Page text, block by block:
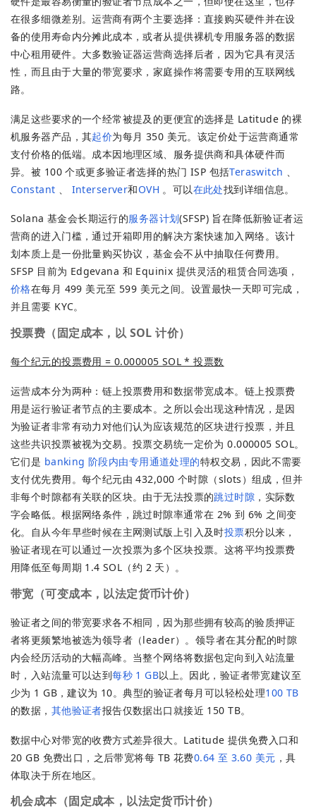
在很多细微差别。运营商有两个主要选择：直接购买硬件并在设
备的使用寿命内分摊此成本，或者从提供裸机专用服务器的数据
中心租用硬件。大多数验证器运营商选择后者，因为它具有灵活
性，而且由于大量的带宽要求，家庭操作将需要专用的互联网线
路。
满足这些要求的一个经常被提及的更便宜的选择是 Latitude 的裸
机服务器产品，其起价为每月 350 美元。该定价处于运营商通常
支付价格的低端。成本因地理区域、服务提供商和具体硬件而
异。被 100 个或更多验证者选择的热门 ISP 包括Teraswitch
Constant
Interserver和OVH 。可以在此处找到详细信息。
Solana 基金会长期运行的服务器计划(SFSP) 旨在降低新验证者运
营商的进入门槛，通过开箱即用的解决方案快速加入网络。该计
划本质上是一份批量购买协议，基金会不从中抽取任何费用。
SFSP 目前为 Edgevana 和 Equinix 提供灵活的租赁合同选项，
价格在每月 499 美元至 599 美元之间。设置最快一天即可完成，
并且需要 KYC。
投票费 （固定成本，以 SOL 计价）
每个纪元的投票费用 = 0.000005 SOL * 投票数
运营成本分为两种：链上投票费用和数据带宽成本。链上投票费
用是运行验证者节点的主要成本。之所以会出现这种情况，是因
为验证者非常有动力对他们认为应该规范的区块进行投票，并且
这些共识投票被视为交易。投票交易统一定价为 0.000005 SOL。
它们是 banking 阶段内由专用通道处理的特权交易，因此不需要
支付优先费用。每个纪元由 432,000 个时隙（slots）组成，但并
非每个时隙都有关联的区块。由于无法投票的跳过时隙 ，实际数
字会略低。根据网络条件，跳过时隙率通常在 2% 到 6% 之间变
化。自从今年早些时候在主网测试版上引入及时投票积分以来，
验证者现在可以通过一次投票为多个区块投票。这将平均投票费
用降低至每周期 1.4 SOL（约 2 天）。
带宽 （可变成本，以法定货币计价）
验证者之间的带宽要求各不相同，因为那些拥有较高的验质押证
者将更频繁地被选为领导者（leader）。领导者在其分配的时隙
内会经历活动的大幅高峰。当整个网络将数据包定向到入站流量
时，入站流量可以达到每秒 1 GB以上。因此，验证者带宽建议至
少为 1 GB，建议为 10。典型的验证者每月可以轻松处理100 TB
的数据， 其他验证者报告仅数据出口就接近 150 TB。
数据中心对带宽的收费方式差异很大。Latitude 提供免费入口和
20 GB 免费出口，之后带宽将每 TB 花费0.64 至 3.60 美元 ，具
体取决于所在地区。
机会成本 （固定成本，以法定货币计价）